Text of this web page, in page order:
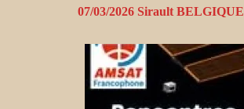
07/03/2026 Sirault BELGIQUE